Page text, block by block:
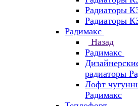
Радиаторы
Радиаторы
Радимакс
Назад
Радимакс
радиаторы
Лофт
Радимакс